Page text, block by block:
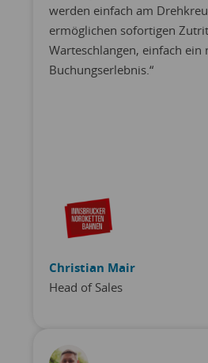
werden einfach am
ermöglichen sofortigen
Warteschlangen, einfach ein
Buchungserlebnis.“
Christian Mair
Head of Sales